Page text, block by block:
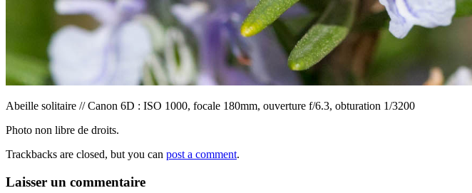
Abeille solitaire // Canon 6D : ISO 1000, focale 180mm, ouverture f/6.3, obturation 1/3200
Photo non libre de droits.
Trackbacks are closed, but you can post a comment.
Laisser un commentaire